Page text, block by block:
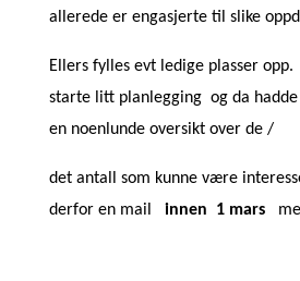
allerede er engasjerte til slike
Ellers fylles evt ledige plasser
starte litt planlegging og da
en noenlunde oversikt over de /
det antall som kunne være
derfor en mail innen 1 mars